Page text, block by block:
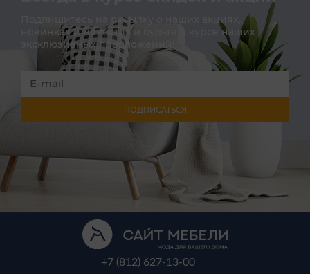
Подпишитесь на расылку о наших акциях,
новинках и новостях и будьте в курсе наших
эксклюзивных предложений!
ПОДПИСАТЬСЯ
+7 (812) 627-13-00